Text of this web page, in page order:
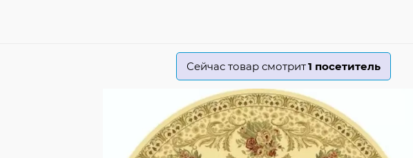
Сейчас товар смотрит1 посетитель